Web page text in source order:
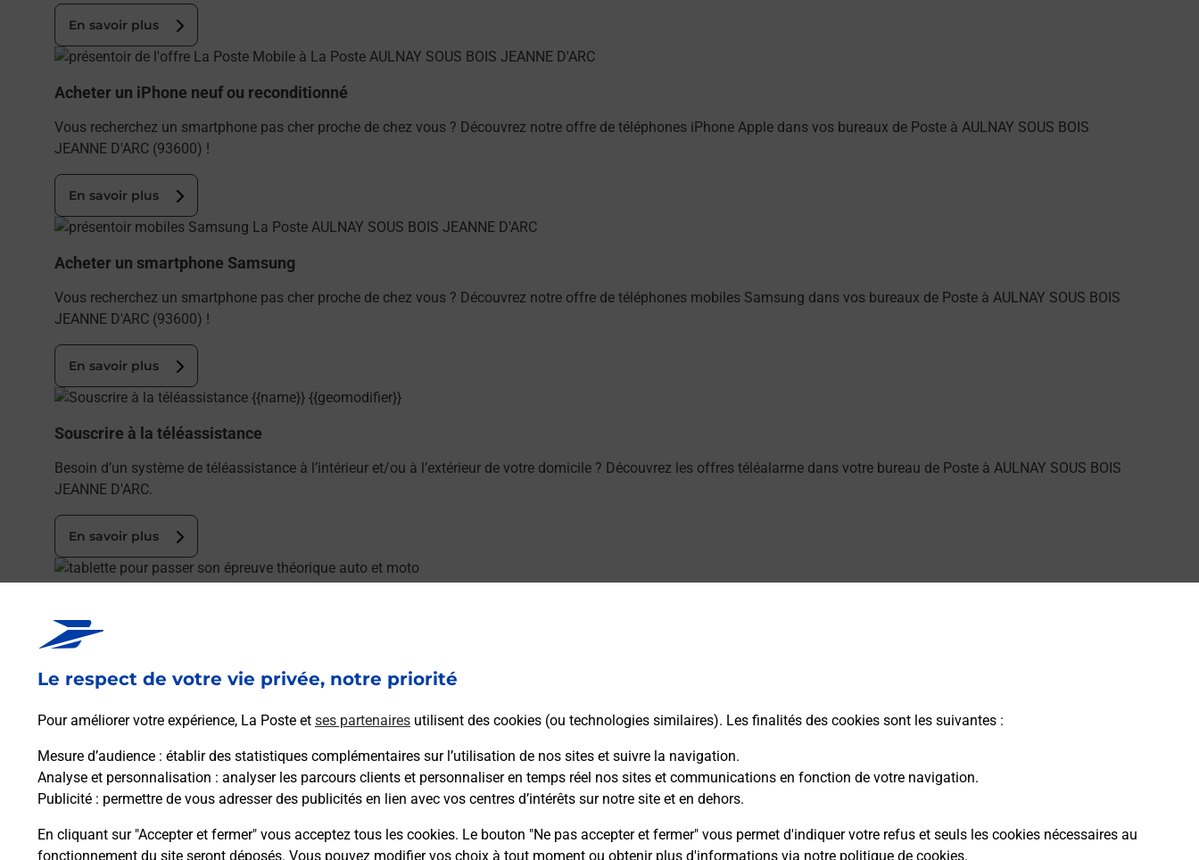
Le respect de votre vie privée, notre priorité
Pour améliorer votre expérience, La Poste et ses partenaires utilisent des cookies (ou technologies similaires). Les finalités des cookies sont les suivantes :
Mesure d’audience : établir des statistiques complémentaires sur l’utilisation de nos sites et suivre la navigation.
Analyse et personnalisation : analyser les parcours clients et personnaliser en temps réel nos sites et communications en fonction de votre navigation.
Publicité : permettre de vous adresser des publicités en lien avec vos centres d’intérêts sur notre site et en dehors.
En cliquant sur "Accepter et fermer" vous acceptez tous les cookies. Le bouton "Ne pas accepter et fermer" vous permet d'indiquer votre refus et seuls les cookies nécessaires au
fonctionnement du site seront déposés. Vous pouvez modifier vos choix à tout moment ou obtenir plus d'informations via notre politique de cookies.
En savoir plus
En savoir plus
Acheter un iPhone neuf ou reconditionné
Vous recherchez un smartphone pas cher proche de chez vous ? Découvrez notre offre de téléphones iPhone Apple dans vos bureaux de Poste à AULNAY SOUS BOIS
JEANNE D'ARC (93600) !
En savoir plus
En savoir plus
Acheter un smartphone Samsung
Vous recherchez un smartphone pas cher proche de chez vous ? Découvrez notre offre de téléphones mobiles Samsung dans vos bureaux de Poste à AULNAY SOUS BOIS
JEANNE D'ARC (93600) !
En savoir plus
En savoir plus
Souscrire à la téléassistance
Besoin d’un système de téléassistance à l’intérieur et/ou à l’extérieur de votre domicile ? Découvrez les offres téléalarme dans votre bureau de Poste à AULNAY SOUS BOIS
JEANNE D'ARC.
En savoir plus
En savoir plus
Vous cherchez à passer votre code de la route auto ou moto au Bureau La Poste - AULNAY SOUS BOIS JEANNE D'ARC (93600) ? Découvrez l'offre proposée par La Poste.
En savoir plus Je réserve
En savoir plus
Permis Bateau
Vous cherchez à passer votre permis bateau à Aulnay Sous Bois (93600) ? Découvrez l'offre proposée par La Poste.